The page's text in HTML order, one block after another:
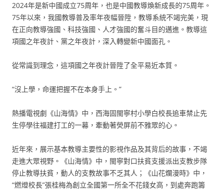
2024年是新中國成立75周年，也是中國教導煥新成長的75周年。
75年以來，我國教導普及率年夜幅晉陞，教導系統不竭完美，現
在正向教導強國、科技強國、人才強國的奮斗目的邁進。教導這
項國之年夜計、黨之年夜計，深入轉變新中國面孔。
從常識到理念，這項國之年夜計晉陞了全平易近本質。
“沒上學，命運把握不在本身手上。”
熱播電視劇《山海情》中，西海固閩寧村小學白校長追車禁止先
生停學往福建打工的一幕，牽動著熒屏前不雅眾的心。
近年來，展示基本教導主要性的影視作品及其背后的故事，不竭
走進大眾視野。《山海情》中，閩寧對口扶貧支援派出支教步隊
停止教導扶貧，動人的支教故事不乏其人；《山花爛漫時》中，
“燃燈校長”張桂梅為創立全國第一所全不花錢女高，到處奔跑籌